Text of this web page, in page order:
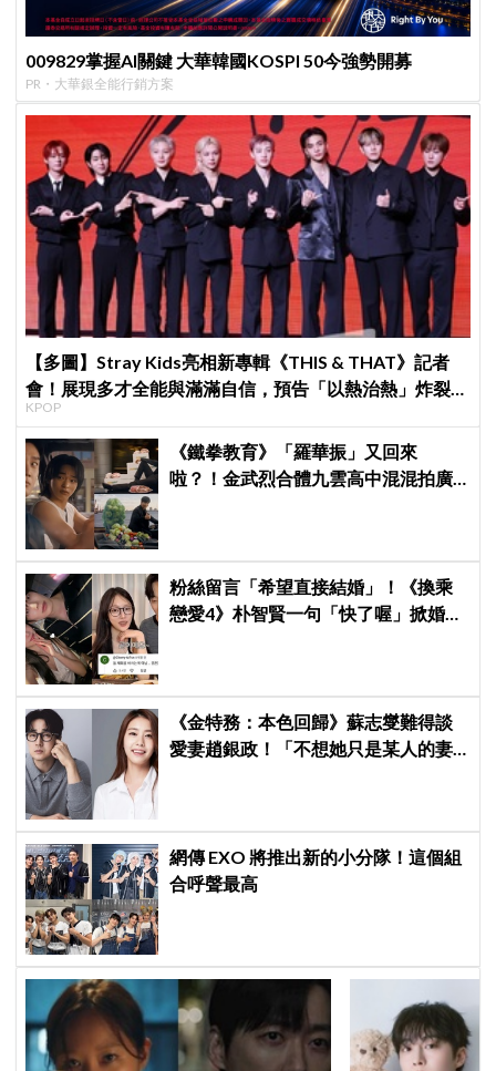
009829掌握AI關鍵 大華韓國KOSPI 50今強勢開募
PR・大華銀全能行銷方案
【多圖】Stray Kids亮相新專輯《THIS & THAT》記者
會！展現多才全能與滿滿自信，預告「以熱治熱」炸裂夏
日音樂圈
KPOP
《鐵拳教育》「羅華振」又回來
啦？！金武烈合體九雲高中混混拍廣
粉絲留言「希望直接結婚」！《換乘
戀愛4》朴智賢一句「快了喔」掀婚訊
《金特務：本色回歸》蘇志燮難得談
愛妻趙銀政！「不想她只是某人的妻
網傳 EXO 將推出新的小分隊！這個組
合呼聲最高